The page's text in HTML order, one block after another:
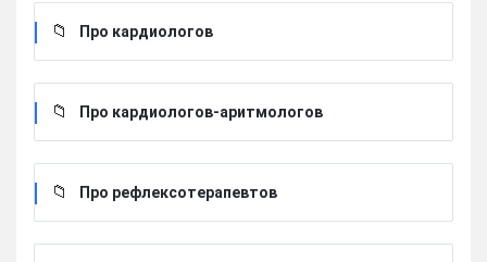
Про кардиологов
Про кардиологов-аритмологов
Про рефлексотерапевтов